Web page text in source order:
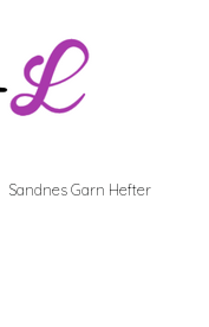
Sandnes Garn Hefter